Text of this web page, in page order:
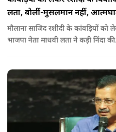
लता, बोलीं-मुसलमान नहीं,
मौलाना साजिद रशीदी के कांवड़ियों को
भाजपा नेता माधवी लता ने कड़ी निंदा की.